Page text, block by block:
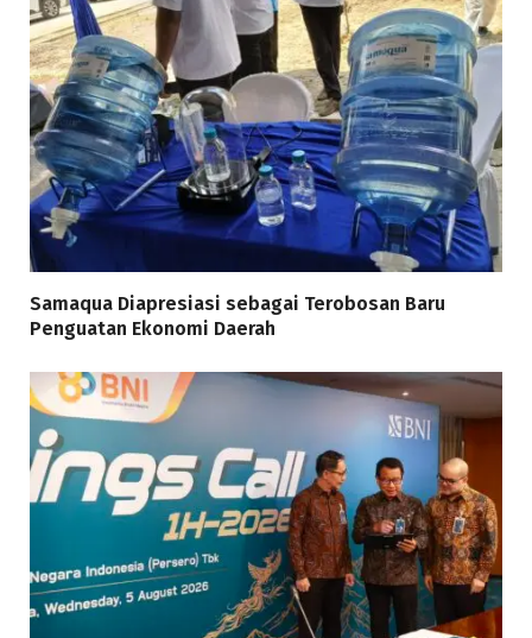
Samaqua Diapresiasi sebagai Terobosan Baru
Penguatan Ekonomi Daerah